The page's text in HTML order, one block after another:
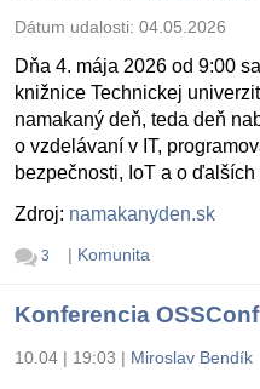
Dátum udalosti: 04.05.2026
Dňa 4. mája 2026 od 9:00
knižnice Technickej
namakaný deň, teda deň
o vzdelávaní v IT,
bezpečnosti, IoT a o ďalších
Zdroj: namakanyden.sk
3 | Komunita
Konferencia
10.04 | 19:03 | Miroslav Bendík